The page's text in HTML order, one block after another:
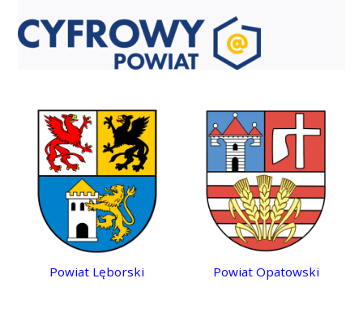
Powiat Lęborski Powiat Opatowski